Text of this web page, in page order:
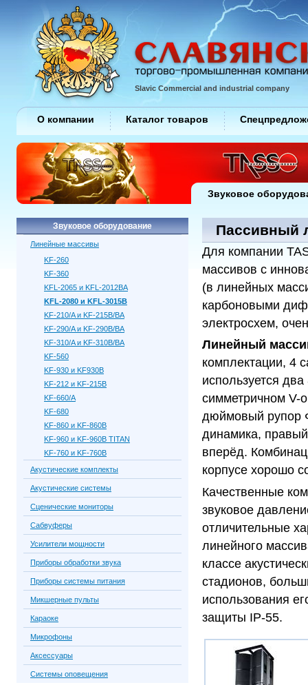
Пассивный
Для компании
массивов с
(в линейных
карбоновыми
электросхем,
Линейный
комплектации, 4
используется
симметричном V-
дюймовый рупор
динамика,
вперёд.
корпусе хорошо
Качественные
звуковое
отличительные
линейного
классе
стадионов,
использования
защиты IP-55.
Звуковое оборудование
Линейные массивы
KF-260
KF-360
KFL-2065 и KFL-2012BA
KFL-2080 и KFL-3015B
KF-210/A и KF-215B/BA
KF-290/A и KF-290B/BA
KF-310/A и KF-310B/BA
KF-560
KF-930 и KF930B
KF-212 и KF-215B
KF-660/A
KF-680
KF-860 и KF-860B
KF-960 и KF-960B TITAN
KF-760 и KF-760B
Акустические комплекты
Акустические системы
Сценические мониторы
Сабвуферы
Усилители мощности
Приборы обработки звука
Приборы системы питания
Микшерные пульты
Караоке
Микрофоны
Аксессуары
Системы оповещения
Slavic Commercial and industrial company
О компании Каталог товаров
Звуковое